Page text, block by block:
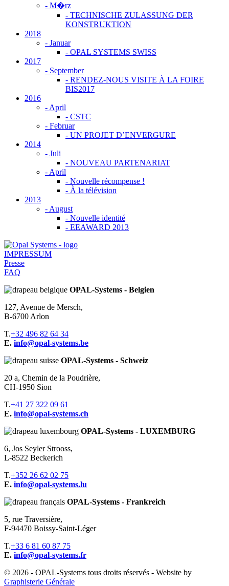
- M�rz
- TECHNISCHE ZULASSUNG DER
KONSTRUKTION
2018
- Januar
- OPAL SYSTEMS SWISS
2017
- September
- RENDEZ-NOUS VISITE À LA FOIRE
BIS2017
2016
- April
- CSTC
- Februar
- UN PROJET D’ENVERGURE
2014
- Juli
- NOUVEAU PARTENARIAT
- April
- Nouvelle récompense !
- À la télévision
2013
- August
- Nouvelle identité
- EEAWARD 2013
IMPRESSUM
Presse
FAQ
OPAL-Systems - Belgien
127, Avenue de Mersch,
B-6700 Arlon
T.+32 496 82 64 34
E. info@opal-systems.be
OPAL-Systems - Schweiz
20 a, Chemin de la Poudrière,
CH-1950 Sion
T.+41 27 322 09 61
E. info@opal-systems.ch
OPAL-Systems - LUXEMBURG
6, Jos Seyler Strooss,
L-8522 Beckerich
T.+352 26 62 02 75
E. info@opal-systems.lu
OPAL-Systems - Frankreich
5, rue Traversière,
F-94470 Boissy-Saint-Léger
T.+33 6 81 60 87 75
E. info@opal-systems.fr
© 2026 - OPAL-Systems tous droits réservés - Website by
Graphisterie Générale